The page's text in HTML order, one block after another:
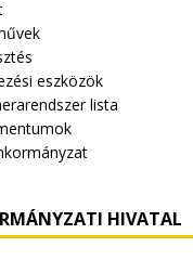
eszközök
lista
HIVATAL